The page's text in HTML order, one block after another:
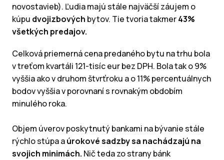
novostavieb). Ľudia majú stále najväčší záujem o
kúpu dvojizbových bytov. Tie tvoria takmer43%
všetkých predajov.
Celková priemerná cena predaného bytu na trhu bola
v treťom kvartáli 121-tisíc eur bez DPH. Bola tak o 9%
vyššia ako v druhom štvrťroku a o 11% percentuálnych
bodov vyššia v porovnaní s rovnakým obdobím
minulého roka.
Objem úverov poskytnutý bankami na bývanie stále
rýchlo stúpa aúrokové sadzby sa nachádzajú na
svojich minimách. Nič teda zo strany bánk